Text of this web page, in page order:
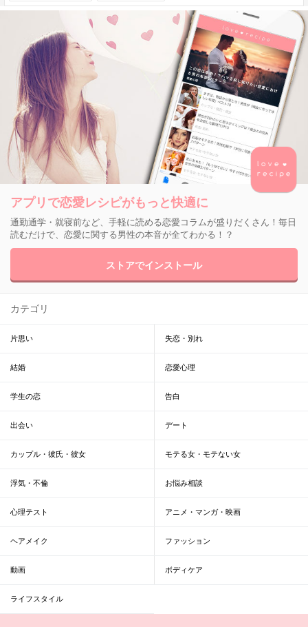
アプリで恋愛レシピがもっと快適に
通勤通学・就寝前など、手軽に読める恋愛コラムが盛りだくさん！毎日
読むだけで、恋愛に関する男性の本音が全てわかる！？
ストアでインストール
カテゴリ
片思い 失恋・別れ
結婚 恋愛心理
学生の恋 告白
出会い デート
カップル・彼氏・彼女 モテる女・モテない女
浮気・不倫 お悩み相談
心理テスト アニメ・マンガ・映画
ヘアメイク ファッション
動画 ボディケア
ライフスタイル